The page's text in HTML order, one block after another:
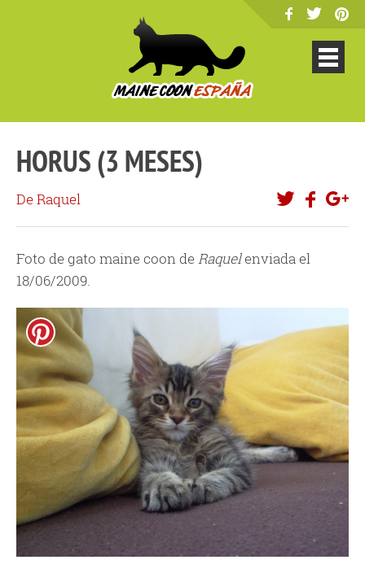
HORUS (3 MESES)
De Raquel
Foto de gato maine coon deRaquelenviada el
18/06/2009.